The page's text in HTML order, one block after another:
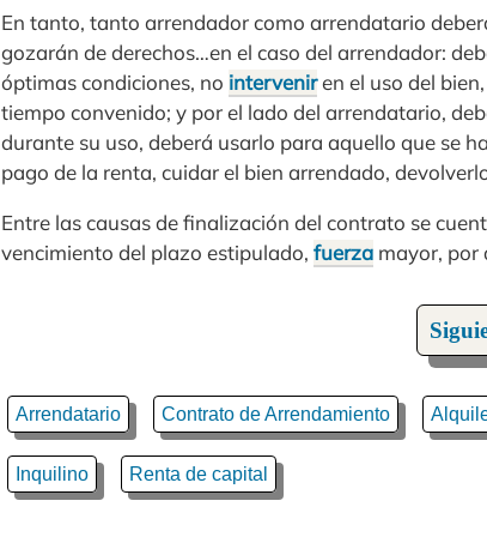
En tanto, tanto arrendador como arrendatario
gozarán de derechos…en el caso del arrendador:
óptimas condiciones, no interveniren el uso del
tiempo convenido; y por el lado del arrendatario,
durante su uso, deberá usarlo para aquello que se
pago de la renta, cuidar el bien arrendado,
Entre las causas de finalización del contrato se
vencimiento del plazo estipulado, fuerza mayor, por
Arrendatario Contrato de Arrendamiento
Inquilino Renta de capital